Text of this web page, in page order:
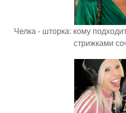
Челка - шторка: кому
стрижками